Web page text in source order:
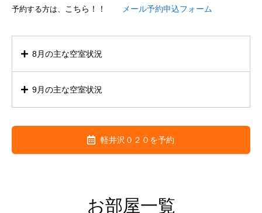
全国で初めての国設の”野鳥の森”に隣接する別荘地。軽井沢野鳥
ジがある別荘地も鳥のさえずり、木々のさざめきが森中に響き渡
また車ですぐの所にはハルニレテラスや、日帰り温泉・トンボの
湯あり。ケラ池スケートリンクも近く。混まない別荘地を通り抜
秋冬を堪能できる場所が近場！
予約する方は、 こちら！！ メール予約申込フォーム
8月の主な空室状況
※こちらの施設はオンライン予約システムの空室状況が最新で
す。
※全施設のお盆空室状況※
ハイクラス1/2～8名用・ 大型棟/9～10名用
9月の主な空室状況
※こちらの施設はオンライン予約システムの空室状況が最新で
スタンダード/2～4名
軽井沢０２０を予約
お部屋一覧